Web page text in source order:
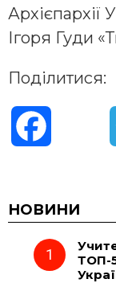
Архієпархії
Ігоря Гуди
Поділитися:
c
e
НОВИНИ
ТОП-